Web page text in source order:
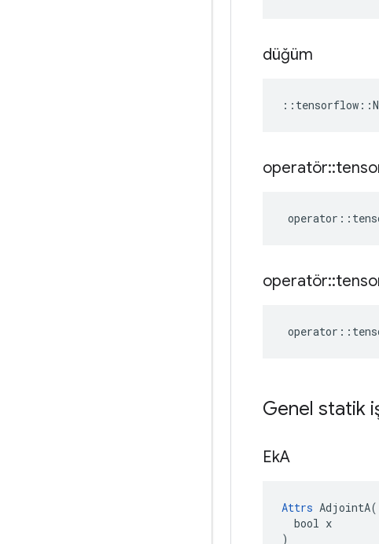
düğüm
:: tensorflow ::
operatör::
operator ::
operatör::
operator ::
Genel statik
EkA
Attrs AdjointA(
  bool x
)